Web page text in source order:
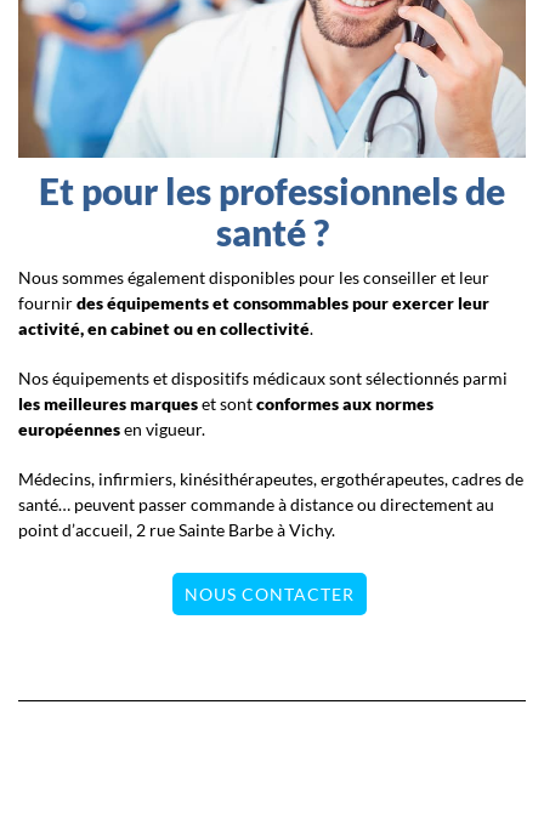
Et pour les professionnels de
santé ?
Nous sommes également disponibles pour les conseiller et leur
fournirdes équipements et consommables pour exercer leur
activité, en cabinet ou en collectivité.
Nos équipements et dispositifs médicaux sont sélectionnés parmi
les meilleures marqueset sontconformes aux normes
européennesen vigueur.
Médecins, infirmiers, kinésithérapeutes, ergothérapeutes, cadres de
santé… peuvent passer commande à distance ou directement au
point d’accueil, 2 rue Sainte Barbe à Vichy.
NOUS CONTACTER